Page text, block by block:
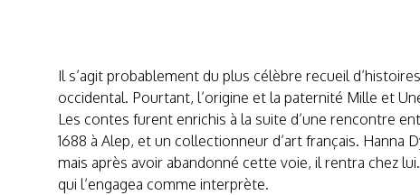
Il s’agit probablement du plus célèbre recueil
occidental. Pourtant, l’origine et la paternité Mille et
Les contes furent enrichis à la suite d’une rencontre
1688 à Alep, et un collectionneur d’art français.
mais après avoir abandonné cette voie, il rentra chez
qui l’engagea comme interprète.